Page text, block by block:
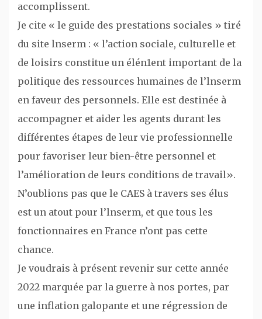
accomplissent.
Je cite « le guide des prestations sociales » tiré
du site lnserm : « l’action sociale, culturelle et
de loisirs constitue un élén1ent important de la
politique des ressources humaines de l’lnserm
en faveur des personnels. Elle est destinée à
accompagner et aider les agents durant les
différentes étapes de leur vie professionnelle
pour favoriser leur bien-être personnel et
l’amélioration de leurs conditions de travail».
N’oublions pas que le CAES à travers ses élus
est un atout pour l’lnserm, et que tous les
fonctionnaires en France n’ont pas cette
chance.
Je voudrais à présent revenir sur cette année
2022 marquée par la guerre à nos portes, par
une inflation galopante et une régression de